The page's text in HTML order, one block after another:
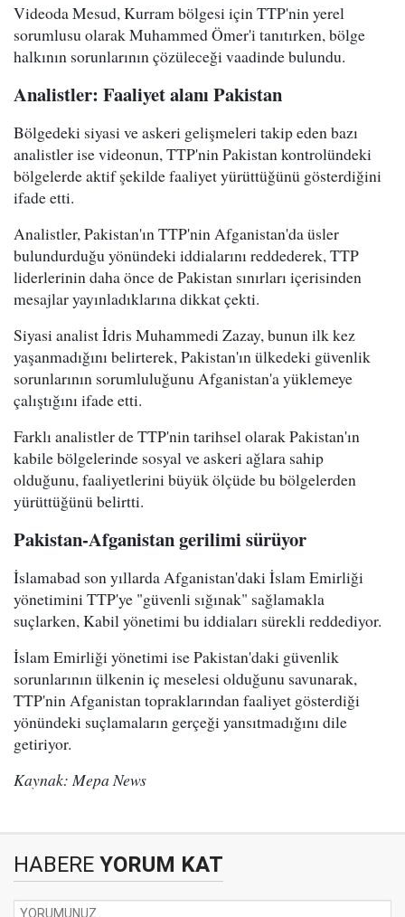
Videoda Mesud, Kurram bölgesi için TTP'nin yerel
sorumlusu olarak Muhammed Ömer'i tanıtırken, bölge
halkının sorunlarının çözüleceği vaadinde bulundu.
Analistler: Faaliyet alanı Pakistan
Bölgedeki siyasi ve askeri gelişmeleri takip eden bazı
analistler ise videonun, TTP'nin Pakistan kontrolündeki
bölgelerde aktif şekilde faaliyet yürüttüğünü gösterdiğini
ifade etti.
Analistler, Pakistan'ın TTP'nin Afganistan'da üsler
bulundurduğu yönündeki iddialarını reddederek, TTP
liderlerinin daha önce de Pakistan sınırları içerisinden
mesajlar yayınladıklarına dikkat çekti.
Siyasi analist İdris Muhammedi Zazay, bunun ilk kez
yaşanmadığını belirterek, Pakistan'ın ülkedeki güvenlik
sorunlarının sorumluluğunu Afganistan'a yüklemeye
çalıştığını ifade etti.
Farklı analistler de TTP'nin tarihsel olarak Pakistan'ın
kabile bölgelerinde sosyal ve askeri ağlara sahip
olduğunu, faaliyetlerini büyük ölçüde bu bölgelerden
yürüttüğünü belirtti.
Pakistan-Afganistan gerilimi sürüyor
İslamabad son yıllarda Afganistan'daki İslam Emirliği
yönetimini TTP'ye "güvenli sığınak" sağlamakla
suçlarken, Kabil yönetimi bu iddiaları sürekli reddediyor.
İslam Emirliği yönetimi ise Pakistan'daki güvenlik
sorunlarının ülkenin iç meselesi olduğunu savunarak,
TTP'nin Afganistan topraklarından faaliyet gösterdiği
yönündeki suçlamaların gerçeği yansıtmadığını dile
getiriyor.
Kaynak: Mepa News
HABERE YORUM KAT